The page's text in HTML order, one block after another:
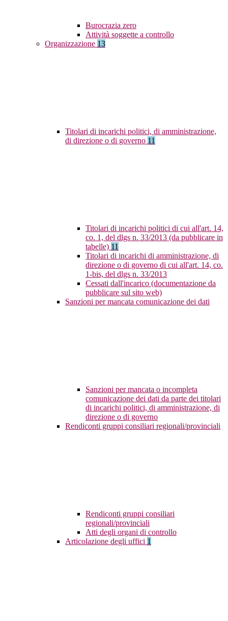
Burocrazia zero
Attività soggette a controllo
Organizzazione 13
Titolari di incarichi politici, di amministrazione,
di direzione o di governo 11
Titolari di incarichi politici di cui all'art. 14,
co. 1, del dlgs n. 33/2013 (da pubblicare in
tabelle) 11
Titolari di incarichi di amministrazione, di
direzione o di governo di cui all'art. 14, co.
1-bis, del dlgs n. 33/2013
Cessati dall'incarico (documentazione da
pubblicare sul sito web)
Sanzioni per mancata comunicazione dei dati
Sanzioni per mancata o incompleta
comunicazione dei dati da parte dei titolari
di incarichi politici, di amministrazione, di
direzione o di governo
Rendiconti gruppi consiliari regionali/provinciali
Rendiconti gruppi consiliari
regionali/provinciali
Atti degli organi di controllo
Articolazione degli uffici 1